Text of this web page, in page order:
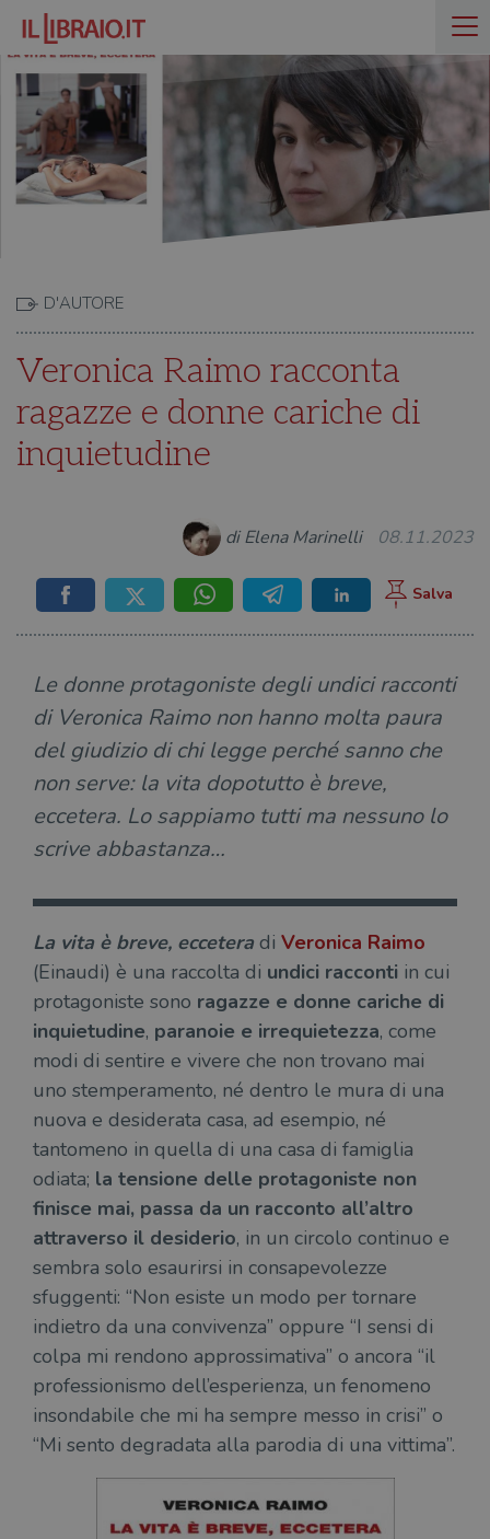
D'AUTORE
Veronica Raimo racconta
ragazze e donne cariche di
inquietudine
di Elena Marinelli 08.11.2023
Le donne protagoniste degli undici racconti
di Veronica Raimo non hanno molta paura
del giudizio di chi legge perché sanno che
non serve: la vita dopotutto è breve,
eccetera. Lo sappiamo tutti ma nessuno lo
scrive abbastanza…
La vita è breve, eccetera di Veronica Raimo
(Einaudi) è una raccolta di undici racconti in cui
protagoniste sono ragazze e donne cariche di
inquietudine, paranoie e irrequietezza, come
modi di sentire e vivere che non trovano mai
uno stemperamento, né dentro le mura di una
nuova e desiderata casa, ad esempio, né
tantomeno in quella di una casa di famiglia
odiata; la tensione delle protagoniste non
finisce mai, passa da un racconto all’altro
attraverso il desiderio, in un circolo continuo e
sembra solo esaurirsi in consapevolezze
sfuggenti: “Non esiste un modo per tornare
indietro da una convivenza” oppure “I sensi di
colpa mi rendono approssimativa” o ancora “il
professionismo dell’esperienza, un fenomeno
insondabile che mi ha sempre messo in crisi” o
“Mi sento degradata alla parodia di una vittima”.